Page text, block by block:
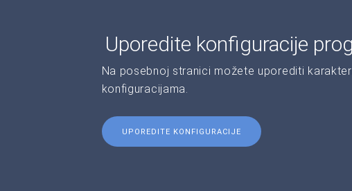
Uporedite konfiguracije
Na posebnoj stranici možete uporediti
konfiguracijama.
UPOREDITE KONFIGURACIJE